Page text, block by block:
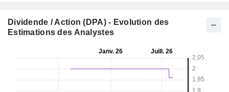
Dividende / Action (DPA) - Evolution des
Estimations des Analystes